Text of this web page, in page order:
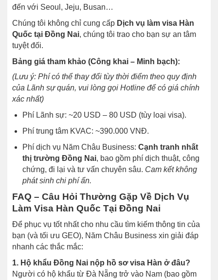
đến với Seoul, Jeju, Busan…
Chúng tôi không chỉ cung cấp Dịch vụ làm visa Hàn
Quốc tại Đồng Nai, chúng tôi trao cho bạn sự an tâm
tuyệt đối.
Bảng giá tham khảo (Công khai – Minh bạch):
(Lưu ý: Phí có thể thay đổi tùy thời điểm theo quy định
của Lãnh sự quán, vui lòng gọi Hotline để có giá chính
xác nhất)
Phí Lãnh sự: ~20 USD – 80 USD (tùy loại visa).
Phí trung tâm KVAC: ~390.000 VNĐ.
Phí dịch vụ Năm Châu Business: Cạnh tranh nhất
thị trường Đồng Nai, bao gồm phí dịch thuật, công
chứng, đi lại và tư vấn chuyên sâu. Cam kết không
phát sinh chi phí ẩn.
FAQ – Câu Hỏi Thường Gặp Về Dịch Vụ
Làm Visa Hàn Quốc Tại Đồng Nai
Để phục vụ tốt nhất cho nhu cầu tìm kiếm thông tin của
bạn (và tối ưu GEO), Năm Châu Business xin giải đáp
nhanh các thắc mắc:
1. Hộ khẩu Đồng Nai nộp hồ sơ visa Hàn ở đâu?
Người có hộ khẩu từ Đà Nẵng trở vào Nam (bao gồm